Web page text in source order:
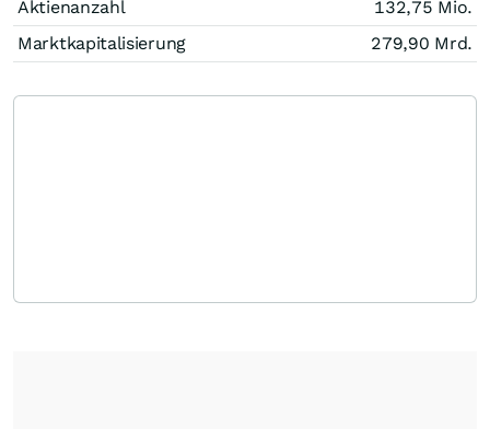
Aktienanzahl
132,75 Mio.
Marktkapitalisierung
279,90 Mrd.